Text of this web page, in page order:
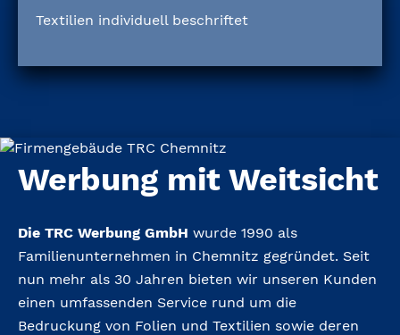
Textilien individuell beschriftet
Werbung mit Weitsicht
Die TRC Werbung GmbH wurde 1990 als
Familienunternehmen in Chemnitz gegründet. Seit
nun mehr als 30 Jahren bieten wir unseren Kunden
einen umfassenden Service rund um die
Bedruckung von Folien und Textilien sowie deren